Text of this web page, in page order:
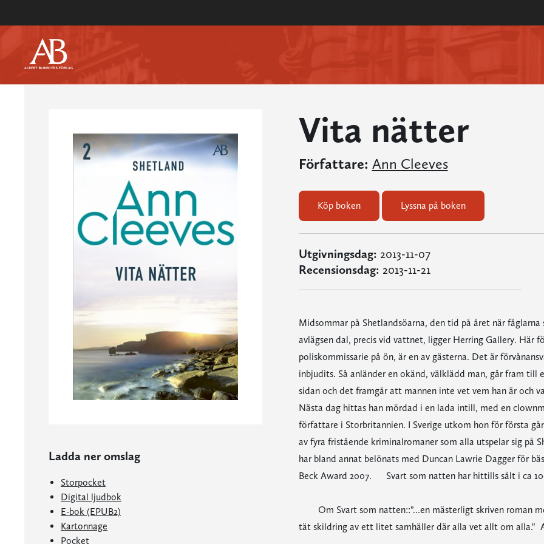
Ladda ner omslag
Storpocket
Digital ljudbok
E-bok (EPUB2)
Kartonnage
Pocket
Vita nätter
Författare: Ann Cleeves
Köp boken Lyssna på boken
Utgivningsdag: 2013-11-07
Recensionsdag: 2013-11-21
Midsommar på Shetlandsöarna, den tid på året när
avlägsen dal, precis vid vattnet, ligger Herring Gallery. Här
poliskommissarie på ön, är en av gästerna. Det är
inbjudits. Så anländer en okänd, välklädd man, går fram
sidan och det framgår att mannen inte vet vem han är och
Nästa dag hittas han mördad i en lada intill, med en
författare i Storbritannien. I Sverige utkom hon för första
av fyra fristående kriminalromaner som alla utspelar sig på
har bland annat belönats med Duncan Lawrie Dagger för
Beck Award 2007. Svart som natten har hittills sålt i ca
Om Svart som natten::"...en mästerligt skriven roman
tät skildring av ett litet samhäller där alla vet allt om alla."